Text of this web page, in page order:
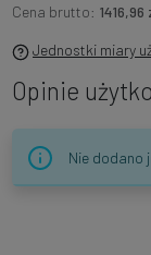
Cena brutto: 1416,96
Jednostki miary
Opinie
Nie dodano